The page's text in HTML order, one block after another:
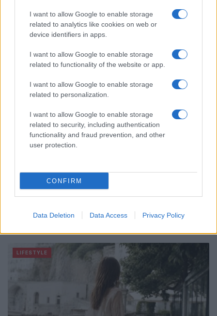
I want to allow Google to enable storage
related to analytics like cookies on web or
device identifiers in apps.
I want to allow Google to enable storage
related to functionality of the website or app.
I want to allow Google to enable storage
related to personalization.
I want to allow Google to enable storage
related to security, including authentication
functionality and fraud prevention, and other
user protection.
CONFIRM
Data Deletion Data Access Privacy Policy
Come riconoscere e risolvere i problemi della lavanda
Beatrice Bonaventura · 6 Ago 2026
Corsi gratuiti di benessere a Riccione: il programma
completo
LIFESTYLE